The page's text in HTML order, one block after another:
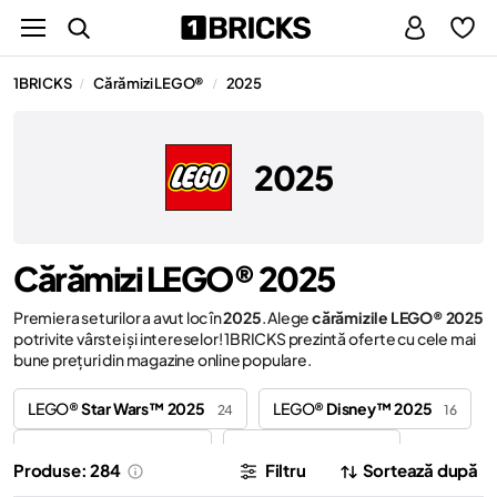
1BRICKS / Cărămizi LEGO® / 2025
2025
Cărămizi LEGO® 2025
Premiera seturilor a avut loc în2025. Alegecărămizile LEGO® 2025
potrivite vârstei și intereselor! 1BRICKS prezintă oferte cu cele mai
bune prețuri din magazine online populare.
LEGO®Star Wars™ 2025 24 LEGO®Disney™ 2025 16
12 11
Produse: 284 Filtru Sortează după